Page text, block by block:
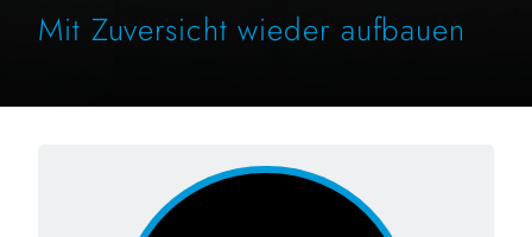
Mit Zuversicht wieder aufbauen